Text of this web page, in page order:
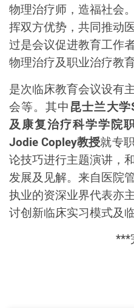
物理治疗师，造福社会
挥双方优势， 共同推动
过是会议促进教育工作
物理治疗及职业治疗教
是次临床教育会议设有
会等。其中昆士兰大学
及康复治疗科学学院
Jodie Copley教授就专
论技巧进行主题演讲，
发展及见解。 来自医院
执业的资深业界代表亦
讨创新临床实习模式及
***